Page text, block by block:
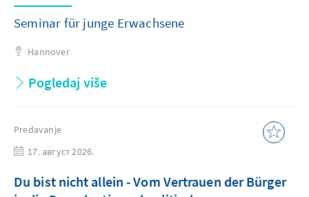
Seminar für junge Erwachsene
Hannover
Pogledaj više
Predavanje
17. август 2026.
Du bist nicht allein - Vom Vertrauen der Bürger